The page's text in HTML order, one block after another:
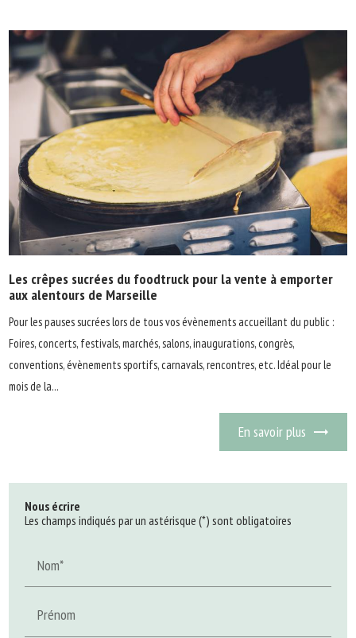
Les crêpes sucrées du foodtruck pour la vente à emporter
aux alentours de Marseille
Pour les pauses sucrées lors de tous vos évènements accueillant du public :
Foires, concerts, festivals, marchés, salons, inaugurations, congrès,
conventions, évènements sportifs, carnavals, rencontres, etc. Idéal pour le
mois de la...
En savoir plus
Nous écrire
Les champs indiqués par un astérisque (*) sont obligatoires
Nom*
Prénom